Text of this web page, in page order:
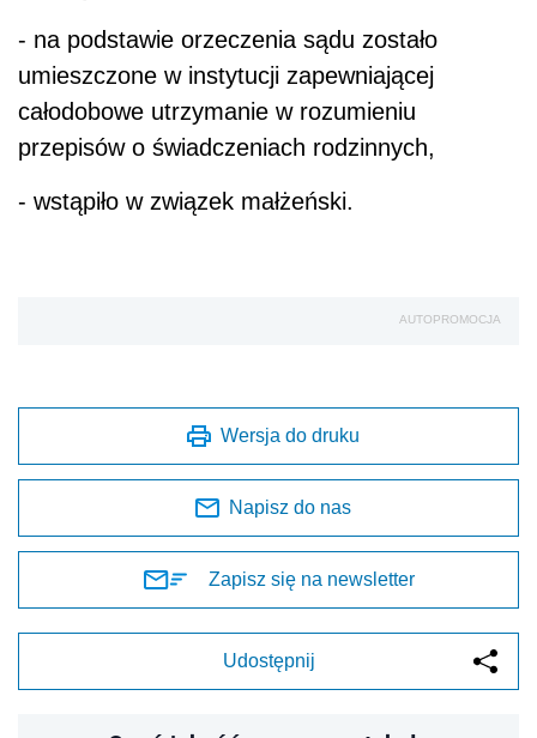
- na podstawie orzeczenia sądu zostało
umieszczone w instytucji zapewniającej
całodobowe utrzymanie w rozumieniu
przepisów o świadczeniach rodzinnych,
- wstąpiło w związek małżeński.
AUTOPROMOCJA
Wersja do druku
Napisz do nas
Zapisz się na newsletter
Udostępnij